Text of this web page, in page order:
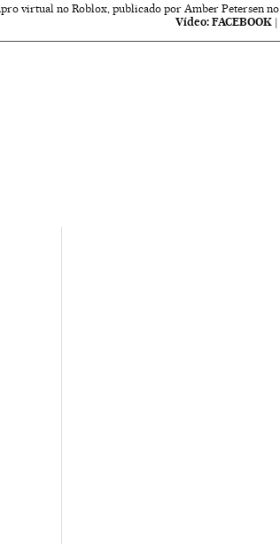
virtual no Roblox, publicado por Amber Petersen no
Vídeo: FACEBOOK